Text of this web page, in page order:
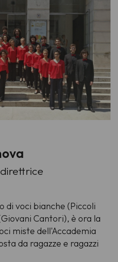
direttrice
di voci bianche (Piccoli
Cantori), è ora la
miste dell'Accademia
da ragazze e ragazzi